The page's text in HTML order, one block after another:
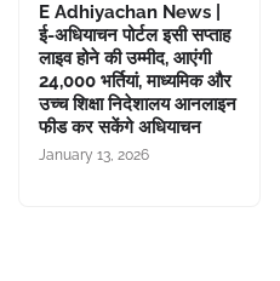
E Adhiyachan News |
ई-अधियाचन पोर्टल इसी सप्ताह
लाइव होने की उम्मीद, आएंगी
24,000 भर्तियां, माध्यमिक और
उच्च शिक्षा निदेशालय आनलाइन
फीड कर सकेंगे अधियाचन
January 13, 2026